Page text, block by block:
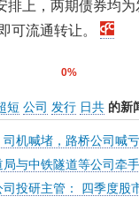
排上，两期债券均
可流通转让。
0%
短 公司 发行 日共 的新
司机喊堵，路桥公司喊亏
与中铁隧道等公司牵
司投研主管： 四季度股